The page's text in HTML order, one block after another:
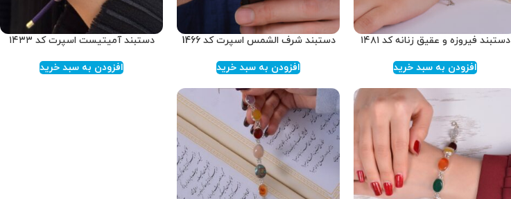
دستبند فیروزه و عقیق زنانه کد ۱۴۸۱
افزودن به سبد خرید
دستبند شرف الشمس اسپرت کد 1466
افزودن به سبد خرید
دستبند آمیتیست اسپرت کد ۱۴۳۳
افزودن به سبد خرید